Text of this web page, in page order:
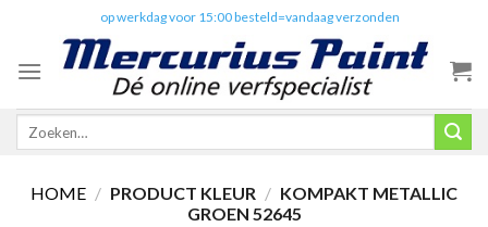
content
op werkdag voor 15:00 besteld=vandaag verzonden
Zoeken
HOME / PRODUCT KLEUR / KOMPAKT METALLIC
GROEN 52645